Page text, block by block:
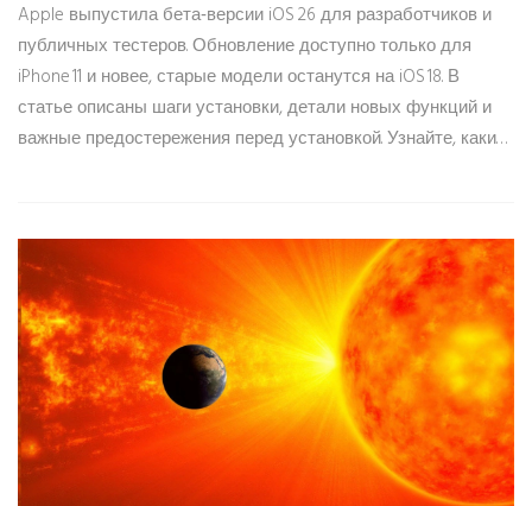
Apple выпустила бета‑версии iOS 26 для разработчиков и
публичных тестеров. Обновление доступно только для
iPhone 11 и новее, старые модели останутся на iOS 18. В
статье описаны шаги установки, детали новых функций и
важные предостережения перед установкой. Узнайте, какие